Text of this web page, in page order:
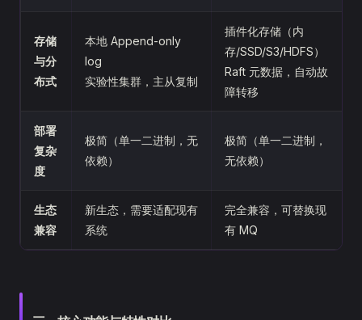
存储
与分
布式
本地 Append-only
log
实验性集群，主从复制
插件化存储（内
存/SSD/S3/HDFS）
Raft 元数据，自动故
障转移
部署
复杂
度
极简（单一二进制，无
依赖）
极简（单一二进制，
无依赖）
生态
兼容
新生态，需要适配现有
系统
完全兼容，可替换现
有 MQ